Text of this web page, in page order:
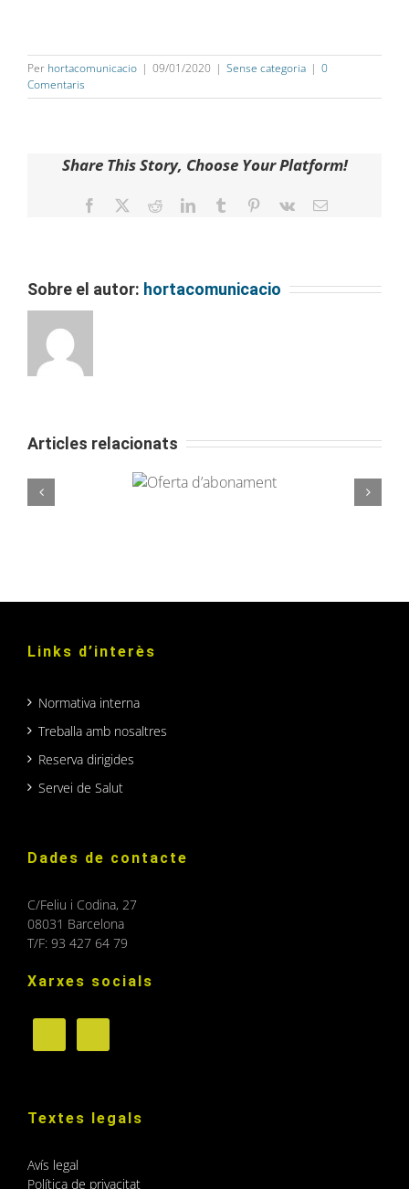
Per hortacomunicacio | 09/01/2020 | Sense categoria | 0
Comentaris
Share This Story, Choose Your Platform!
Facebook
TwitterRedditLinkedInTumblr Pinterest
Vk Email
Sobre el autor: hortacomunicacio
Articles relacionats
Oferta
d’abonament
La Unió Atlètica d’Horta inicia una nova
Links d’interès
Normativa interna
Treballa amb nosaltres
Reserva dirigides
Servei de Salut
Dades de contacte
C/Feliu i Codina, 27
08031 Barcelona
T/F: 93 427 64 79
Xarxes socials
Textes legals
Avís legal
Política de privacitat